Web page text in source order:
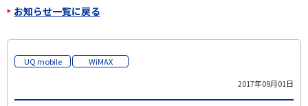
データチャージサイト
お知らせ一覧に戻る
UQ mobile
WiMAX
2017年09月01日